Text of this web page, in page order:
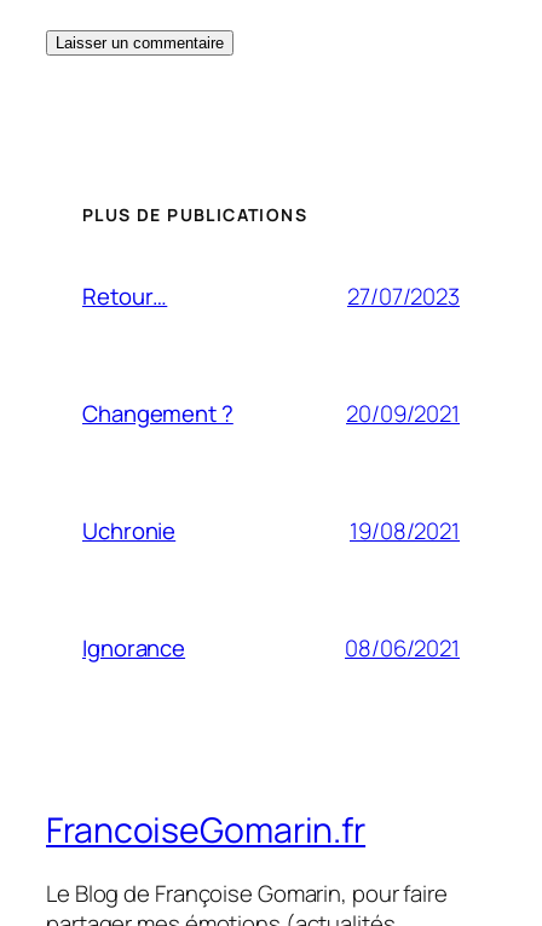
PLUS DE PUBLICATIONS
Retour… 27/07/2023
Changement ? 20/09/2021
Uchronie 19/08/2021
Ignorance 08/06/2021
FrancoiseGomarin.fr
Le Blog de Françoise Gomarin, pour faire